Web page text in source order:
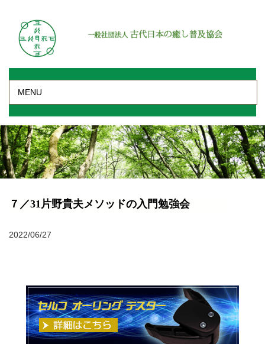
MENU
７／31片野貴夫メソッドの入門勉強会
2022/06/27